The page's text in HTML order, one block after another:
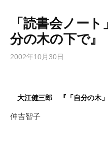
「読書会ノー
分の木の下で』
2002年10月30日
大江健三郎 『「自分の木」
仲吉智子